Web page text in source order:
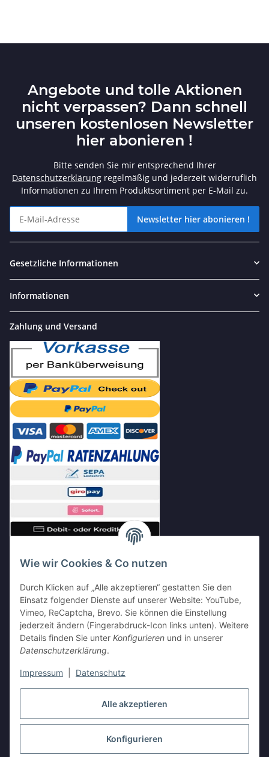
Alle akzeptieren
Konfigurieren
Wie wir Cookies & Co nutzen
Durch Klicken auf „Alle akzeptieren“ gestatten Sie den
Einsatz folgender Dienste auf unserer Website: YouTube,
Vimeo, ReCaptcha, Brevo. Sie können die Einstellung
jederzeit ändern (Fingerabdruck-Icon links unten). Weitere
Details finden Sie unter Konfigurieren und in unserer
Datenschutzerklärung.
Impressum Datenschutz
Angebote und tolle Aktionen
nicht verpassen? Dann schnell
unseren kostenlosen Newsletter
hier abonieren !
Bitte senden Sie mir entsprechend Ihrer
Datenschutzerklärung regelmäßig und jederzeit widerruflich
Informationen zu Ihrem Produktsortiment per E-Mail zu.
Newsletter hier abonieren !
Gesetzliche Informationen
Informationen
Zahlung und Versand
Shop Partnerseiten
Vertrag widerrufen